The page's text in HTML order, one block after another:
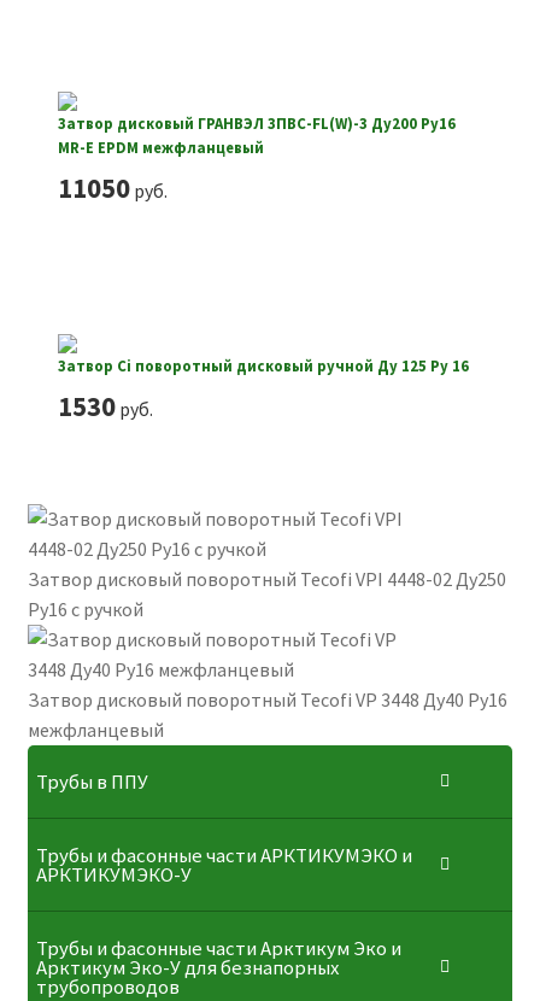
Затвор дисковый ГРАНВЭЛ ЗПВС-FL(W)-3 Ду200 Ру16
MR-E EPDM межфланцевый
11050руб.
Затвор Ci поворотный дисковый ручной Ду 125 Ру 16
1530руб.
Затвор дисковый поворотный Tecofi VPI 4448-02 Ду250
Ру16 с ручкой
Затвор дисковый поворотный Tecofi VP 3448 Ду40 Ру16
межфланцевый
Трубы в ППУ
Трубы и фасонные части АРКТИКУМЭКО и
АРКТИКУМЭКО-У
Трубы и фасонные части Арктикум Эко и
Арктикум Эко-У для безнапорных
трубопроводов